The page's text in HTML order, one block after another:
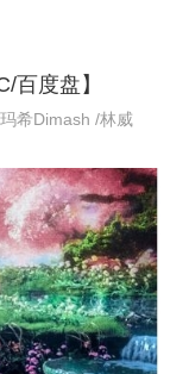
百度盘】
希Dimash /林威